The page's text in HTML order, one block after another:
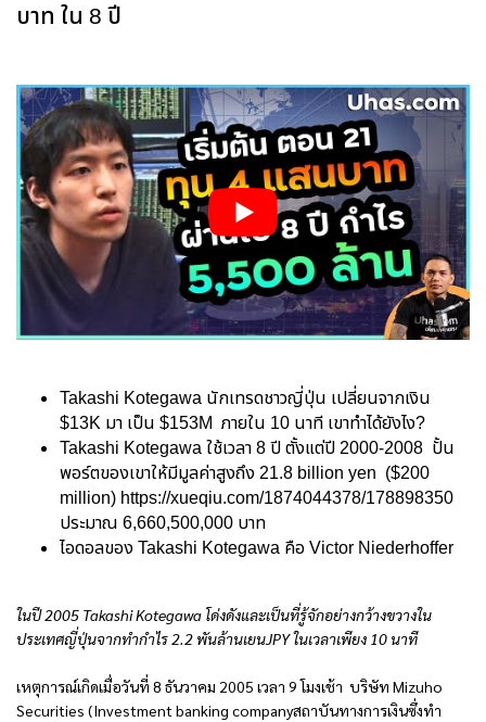
บาท ใน 8 ปี
Takashi Kotegawa นักเทรดชาวญี่ปุ่น เปลี่ยนจากเงิน
$13K มา เป็น $153M ภายใน 10 นาที เขาทำได้ยังไง?
Takashi Kotegawa ใช้เวลา 8 ปี ตั้งแต่ปี 2000-2008 ปั้น
พอร์ตของเขาให้มีมูลค่าสูงถึง 21.8 billion yen ($200
million) https://xueqiu.com/1874044378/178898350
ประมาณ 6,660,500,000 บาท
ไอดอลของ Takashi Kotegawa คือ Victor Niederhoffer
ในปี 2005 Takashi Kotegawa โด่งดังและเป็นที่รู้จักอย่างกว้างขวางใน
ประเทศญี่ปุ่นจากทำกำไร 2.2 พันล้านเยนJPY ในเวลาเพียง 10 นาที
เหตุการณ์เกิดเมื่อวันที่ 8 ธันวาคม 2005 เวลา 9 โมงเช้า บริษัท Mizuho
Securities (Investment banking companyสถาบันทางการเงินซึ่งทำ